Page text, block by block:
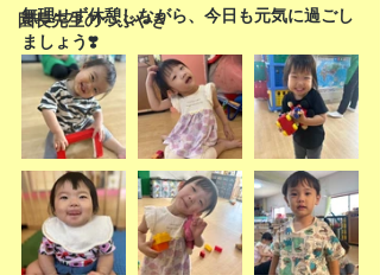
園長先生のつぶやき
無理せず休憩しながら、今日も元気に過ごし
ましょう❣️